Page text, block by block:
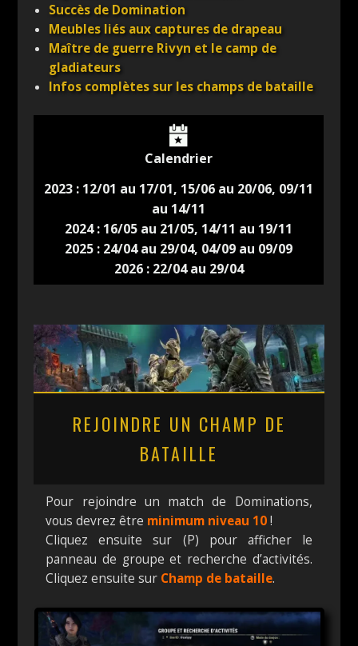
Succès de Domination
Meubles liés aux captures de drapeau
Maître de guerre Rivyn et le camp de
gladiateurs
Infos complètes sur les champs de bataille
Calendrier
2023 : 12/01 au 17/01, 15/06 au 20/06, 09/11
au 14/11
2024: 16/05 au 21/05, 14/11 au 19/11
2025 : 24/04 au 29/04, 04/09 au 09/09
2026 : 22/04 au 29/04
REJOINDRE UN CHAMP DE
BATAILLE
Pour rejoindre un match de Dominations,
vous devrez être minimum niveau 10!
Cliquez ensuite sur (P) pour afficher le
panneau de groupe et recherche d’activités.
Cliquez ensuite sur Champ de bataille.